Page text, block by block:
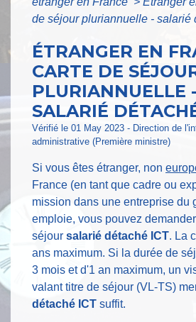
de séjour pluriannuelle - salarié
ÉTRANGER EN
CARTE DE
PLURIANNUELLE -
SALARIÉ
Vérifié le 01 May 2023 - Direction de
administrative (Première ministre)
Si vous êtes étranger, non
France (en tant que cadre ou
mission dans une entreprise du
emploie, vous pouvez
séjour salarié détaché ICT. La
ans maximum. Si la durée de
3 mois et d'1 an maximum, un
valant titre de séjour (VL-TS)
détaché ICT suffit.